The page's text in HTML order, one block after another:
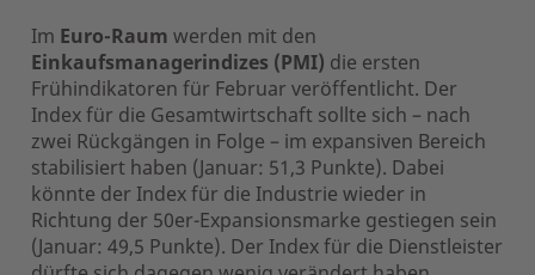
Im Euro-Raum werden mit den
Einkaufsmanagerindizes (PMI) die ersten
Frühindikatoren für Februar veröffentlicht. Der
Index für die Gesamtwirtschaft sollte sich – nach
zwei Rückgängen in Folge – im expansiven Bereich
stabilisiert haben (Januar: 51,3 Punkte). Dabei
könnte der Index für die Industrie wieder in
Richtung der 50er-Expansionsmarke gestiegen sein
(Januar: 49,5 Punkte). Der Index für die Dienstleister